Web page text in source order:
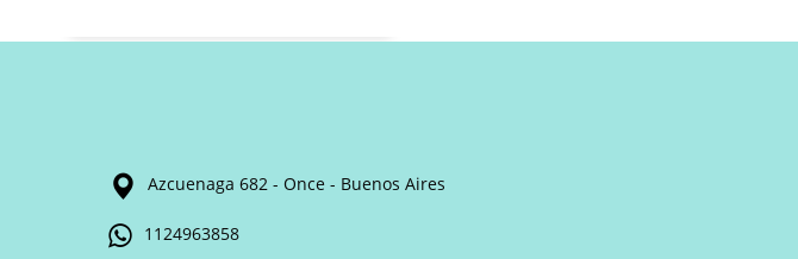
Azcuenaga 682 - Once - Buenos Aires
1124963858